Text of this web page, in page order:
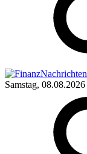
Samstag, 08.08.2026